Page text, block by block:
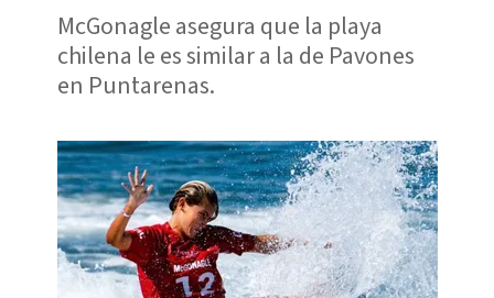
McGonagle asegura que la playa
chilena le es similar a la de Pavones
en Puntarenas.